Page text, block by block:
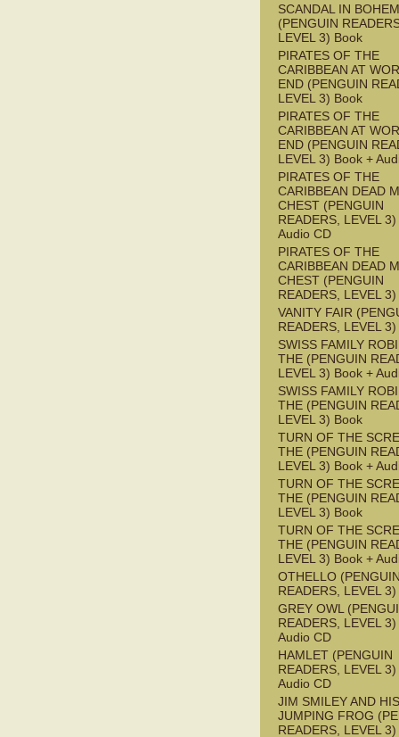
SCANDAL IN
(PENGUIN
LEVEL 3) Book
PIRATES OF THE
CARIBBEAN AT
END (PENGUIN
LEVEL 3) Book
PIRATES OF THE
CARIBBEAN AT
END (PENGUIN
LEVEL 3) Book +
PIRATES OF THE
CARIBBEAN DEAD
CHEST (PENGUIN
READERS, LEVEL
Audio CD
PIRATES OF THE
CARIBBEAN DEAD
CHEST (PENGUIN
READERS, LEVEL
VANITY FAIR
READERS, LEVEL
SWISS FAMILY
THE (PENGUIN
LEVEL 3) Book +
SWISS FAMILY
THE (PENGUIN
LEVEL 3) Book
TURN OF THE
THE (PENGUIN
LEVEL 3) Book +
TURN OF THE
THE (PENGUIN
LEVEL 3) Book
TURN OF THE
THE (PENGUIN
LEVEL 3) Book +
OTHELLO
READERS, LEVEL
GREY OWL
READERS, LEVEL
Audio CD
HAMLET (PENGUIN
READERS, LEVEL
Audio CD
JIM SMILEY AND HIS
JUMPING FROG
READERS, LEVEL